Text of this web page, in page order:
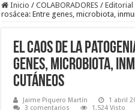
Inicio / COLABORADORES / Editorial
rosácea: Entre genes, microbiota,
El caos de la
genes, microbiota,
cutáneos
Jaime Piquero Martín 1 abril
3 comentarios
1,524 Visto